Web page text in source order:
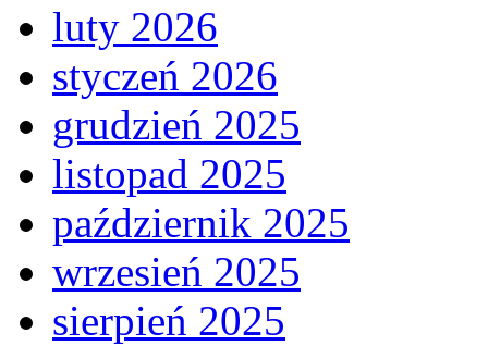
luty 2026
styczeń 2026
grudzień 2025
listopad 2025
październik 2025
wrzesień 2025
sierpień 2025